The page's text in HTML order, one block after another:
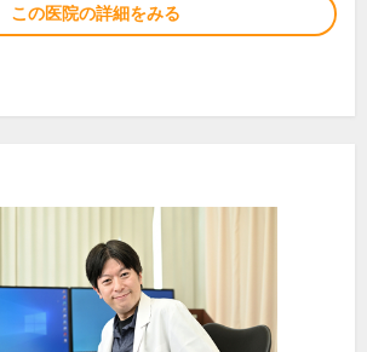
この医院の詳細をみる